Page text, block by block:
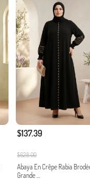
$137.39
$628.00
Abaya En Crêpe Rabia
Grande ...